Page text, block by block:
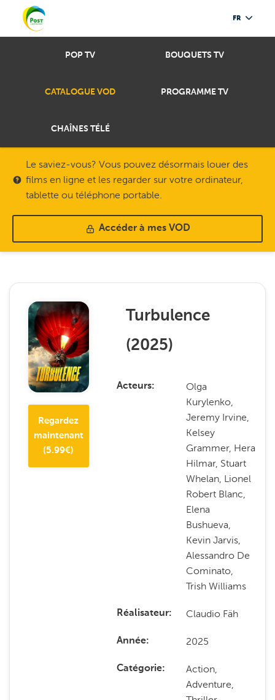
FR
POP TV BOUQUETS TV
CATALOGUE VOD PROGRAMME TV
CHAÎNES TÉLÉ
Le saviez-vous? Vous pouvez désormais louer des
films en ligne et les regarder sur votre ordinateur,
tablette ou téléphone portable.
Accéder à mes VOD
Regardez
maintenant
(5.99€)
Turbulence
(2025)
Acteurs
Olga
Kurylenko,
Jeremy Irvine,
Kelsey
Grammer, Hera
Hilmar, Stuart
Whelan, Lionel
Robert Blanc,
Elena
Bushueva,
Kevin Jarvis,
Alessandro De
Cominato,
Trish Williams
Réalisateur Claudio Fäh
Année 2025
Catégorie
Action,
Adventure,